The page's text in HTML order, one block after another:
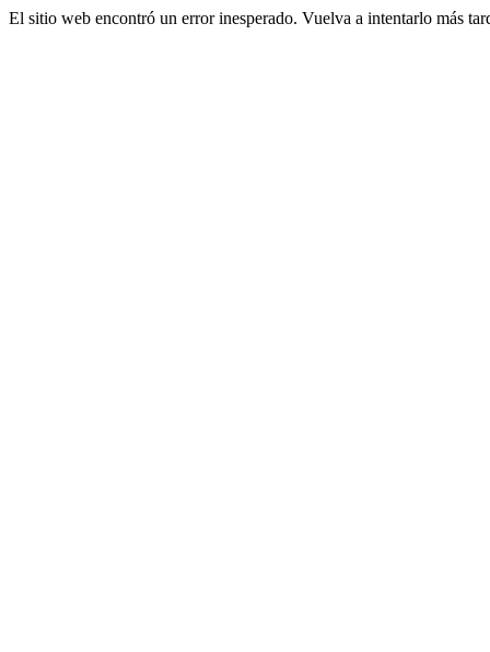
El sitio web encontró un error inesperado. Vuelva a intentarlo más